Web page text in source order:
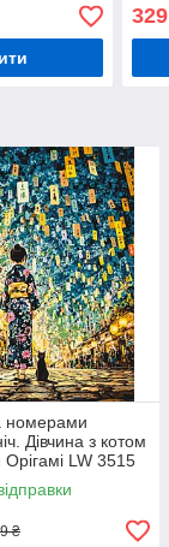
329
номерами
Дівчина з котом
LW 3515
₴